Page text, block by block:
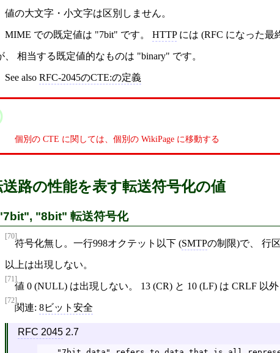
値の大文字・小文字は区別しません。
MIME での既定値は "7bit" です。 HTTPには (RFC になった最
、 相当する既定値的なものは "binary" です。
See also RFC-2045のCTE:の定義
個別の CTE に関しては、個別の WikiPage に移動する
送路の性能を表す転送符号化の値
"8bit" 転送符号化
[70]
符号化無し。一行998オクテット以下 (SMTPの制限)で、 行
以上は出現しない。
[71]
値 0 (NULL) は出現しない。 13 (CR) と 10 (LF) は CRLF 以
[72]
関連: 8ビット安全
RFC 20452.7